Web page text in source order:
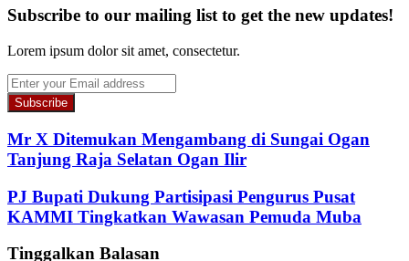
Subscribe to our mailing list to get the new updates!
Lorem ipsum dolor sit amet, consectetur.
Enter
your
Email
address
Mr X Ditemukan Mengambang di Sungai Ogan
Tanjung Raja Selatan Ogan Ilir
PJ Bupati Dukung Partisipasi Pengurus Pusat
KAMMI Tingkatkan Wawasan Pemuda Muba
Tinggalkan Balasan